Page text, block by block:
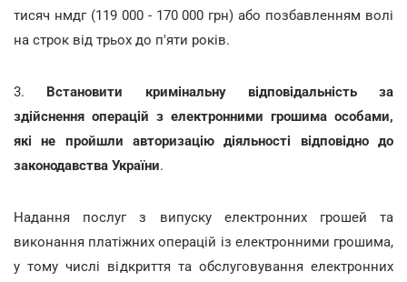
тисяч нмдг (119 000 - 170 000 грн) або позбавленням волі
на строк від трьох до п'яти років.
3. Встановити кримінальну відповідальність за
здійснення операцій з електронними грошима особами,
які не пройшли авторизацію діяльності відповідно до
законодавства України.
Надання послуг з випуску електронних грошей та
виконання платіжних операцій із електронними грошима,
у тому числі відкриття та обслуговування електронних